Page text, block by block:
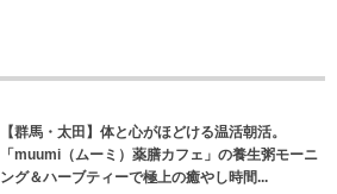
【群馬・太田】体と心がほどける温活朝活。
「muumi（ムーミ）薬膳カフェ」の養生粥モーニ
ング＆ハーブティーで極上の癒やし時間...